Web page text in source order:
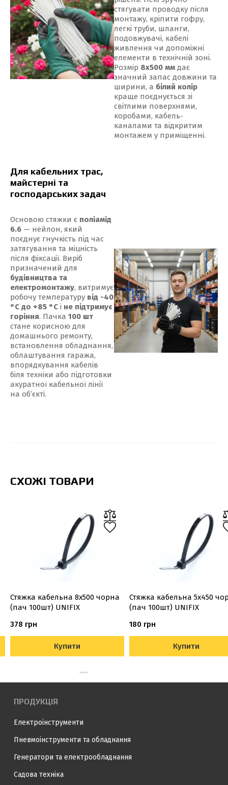
стягувати проводку після
монтажу, кріпити гофру,
легкі труби, шланги,
подовжувачі, кабелі
живлення чи допоміжні
елементи в технічній зоні.
Розмір 8x500 мм дає
значний запас довжини та
ширини, а білий колір
краще поєднується зі
світлими поверхнями,
коробами, кабель-
каналами та відкритим
монтажем у приміщенні.
Для кабельних трас,
майстерні та
господарських задач
Основою стяжки є поліамід
6.6 — нейлон, який
поєднує гнучкість під час
затягування та міцність
після фіксації. Виріб
призначений для
будівництва та
електромонтажу, витримує
робочу температуру від -40
°С до +85 °С і не підтримує
горіння. Пачка 100 шт
стане корисною для
домашнього ремонту,
встановлення обладнання,
облаштування гаража,
впорядкування кабелів
біля техніки або підготовки
акуратної кабельної лінії
на об’єкті.
СХОЖІ ТОВАРИ
Стяжка кабельна 8х500 чорна
(пач 100шт) UNIFIX
378 грн
Купити
Стяжка кабельна 5х450
(пач 100шт) UNIFIX
180 грн
Купити
ПРОДУКЦІЯ
Електроінструменти
Пневмоінструменти та обладнання
Генератори та електрообладнання
Садова техніка